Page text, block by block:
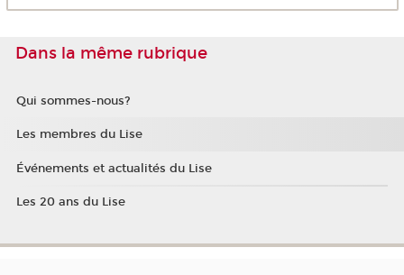
Dans la même rubrique
Qui sommes-nous?
Les membres du Lise
Événements et actualités du Lise
Les 20 ans du Lise